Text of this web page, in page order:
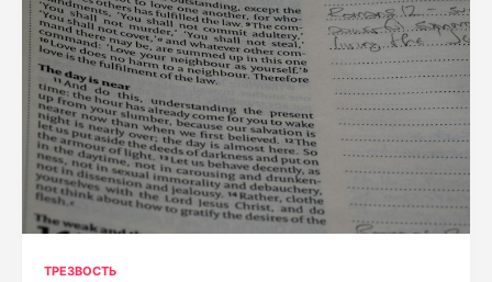
ТРЕЗВОСТЬ